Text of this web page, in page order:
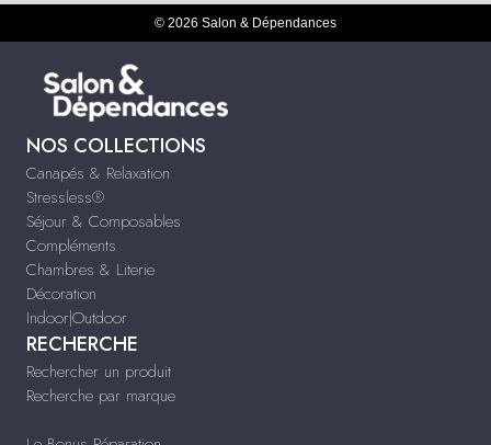
© 2026 Salon & Dépendances
NOS COLLECTIONS
Canapés & Relaxation
Stressless®
Séjour & Composables
Compléments
Chambres & Literie
Décoration
Indoor|Outdoor
RECHERCHE
Rechercher un produit
Recherche par marque